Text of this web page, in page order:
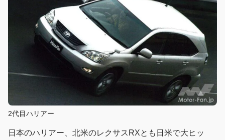
2代目ハリアー
日本のハリアー、北米のレクサスRXとも日米で大ヒッ